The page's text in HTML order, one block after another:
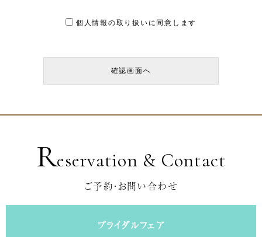
個人情報の取り扱いに同意します
Reservation & Contact
ご予約・お問い合わせ
ブライダルフェア